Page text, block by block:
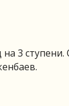
3 ступени.